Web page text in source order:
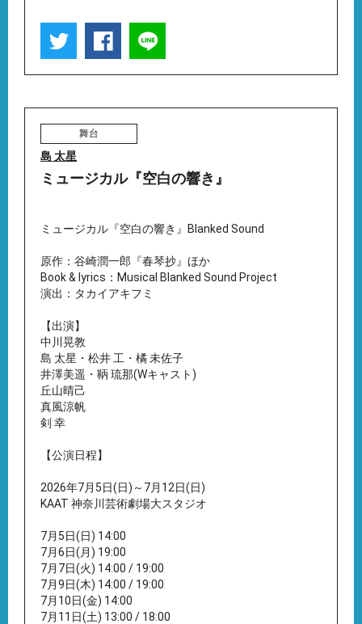
舞台
島 太星
ミュージカル『空白の響き』
ミュージカル『空白の響き』Blanked Sound
原作：谷崎潤一郎『春琴抄』ほか
Book & lyrics：Musical Blanked Sound Project
演出：タカイアキフミ
【出演】
中川晃教
島 太星・松井 工・橘 未佐子
井澤美遥・鞆 琉那(Wキャスト)
丘山晴己
真風涼帆
剣 幸
【公演日程】
2026年7月5日(日)～7月12日(日)
KAAT 神奈川芸術劇場大スタジオ
7月5日(日) 14:00
7月6日(月) 19:00
7月7日(火) 14:00 / 19:00
7月9日(木) 14:00 / 19:00
7月10日(金) 14:00
7月11日(土) 13:00 / 18:00